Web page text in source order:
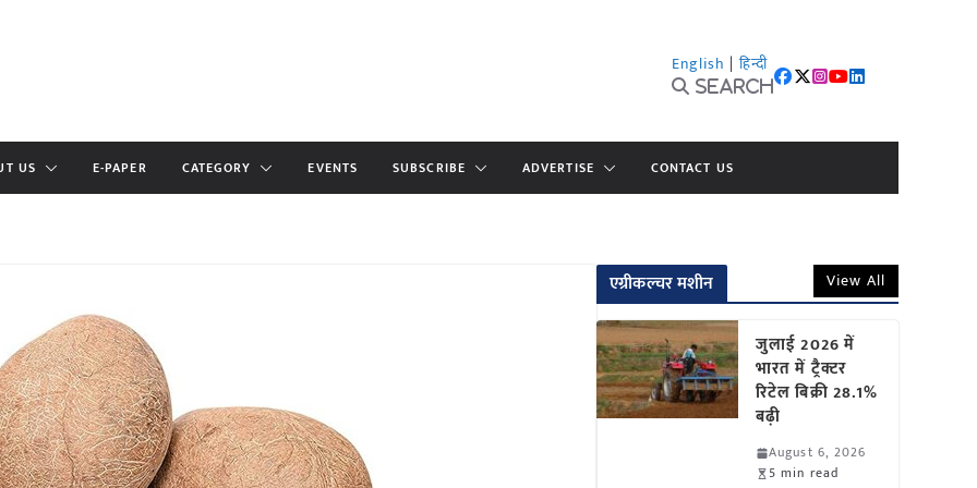
English | हिन्दी
Search
US E-PAPER CATEGORY EVENTS SUBSCRIBE ADVERTISE CONTACT US
एग्रीकल्चर मशीन View All
जुलाई 2026 में
भारत में ट्रैक्टर
रिटेल बिक्री 28.1%
बढ़ी
August 6, 2026
5 min read